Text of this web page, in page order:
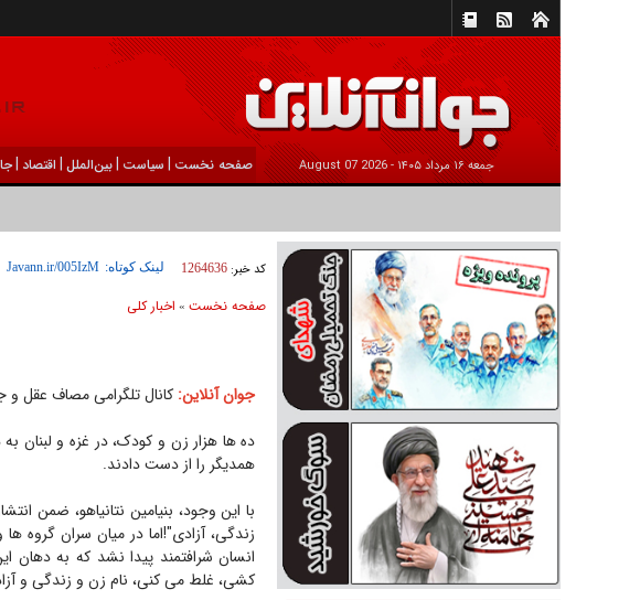
جمعه ۱۶ مرداد ۱۴۰۵ - 2026 August 07 صفحه نخست | سیاست |بين‌الملل | اقتصاد |
کد خبر: 1264636 لینک کوتاه:
صفحه نخست» اخبار كلی
جوان آنلاین: کانال تلگرامی مصاف عقل
ده ها هزار زن و کودک، در غزه و لبنان
همدیگر را از دست دادند.
با این وجود، بنیامین نتانیاهو، ضمن
انسان شرافتمند پیدا نشد که به دهان
کشی، غلط می کنی، نام زن و زندگی و